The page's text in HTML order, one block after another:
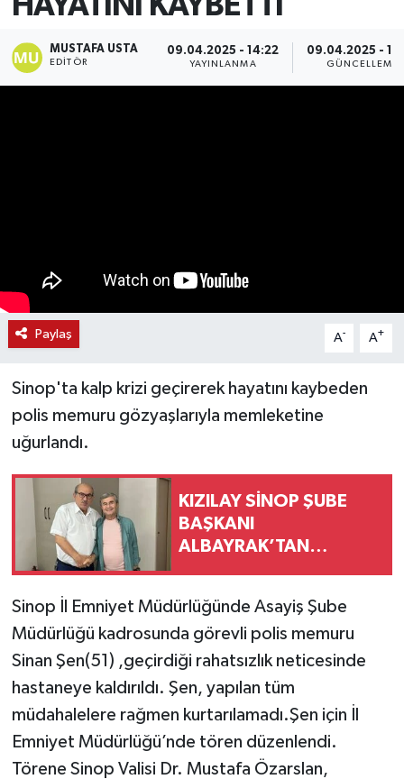
MUSTAFA USTA
EDITÖR
09.04.2025 - 14:22
YAYINLANMA
09.04.2025 -
GÜNCELLEME
Paylaş A- A+
Sinop'ta kalp krizi geçirerek hayatını kaybeden
polis memuru gözyaşlarıyla memleketine
uğurlandı.
KIZILAY SİNOP ŞUBE
BAŞKANI
ALBAYRAK’TAN
Sinop İl Emniyet Müdürlüğünde Asayiş Şube
Müdürlüğü kadrosunda görevli polis memuru
Sinan Şen(51) ,geçirdiği rahatsızlık neticesinde
hastaneye kaldırıldı. Şen, yapılan tüm
müdahalelere rağmen kurtarılamadı.Şen için İl
Emniyet Müdürlüğü’nde tören düzenlendi.
Törene Sinop Valisi Dr. Mustafa Özarslan,